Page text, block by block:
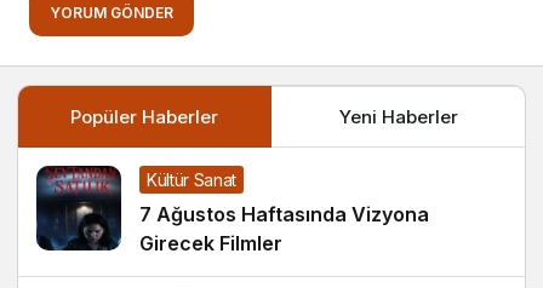
YORUM GÖNDER
Popüler Haberler Yeni Haberler
Kültür Sanat
7 Ağustos Haftasında Vizyona
Girecek Filmler